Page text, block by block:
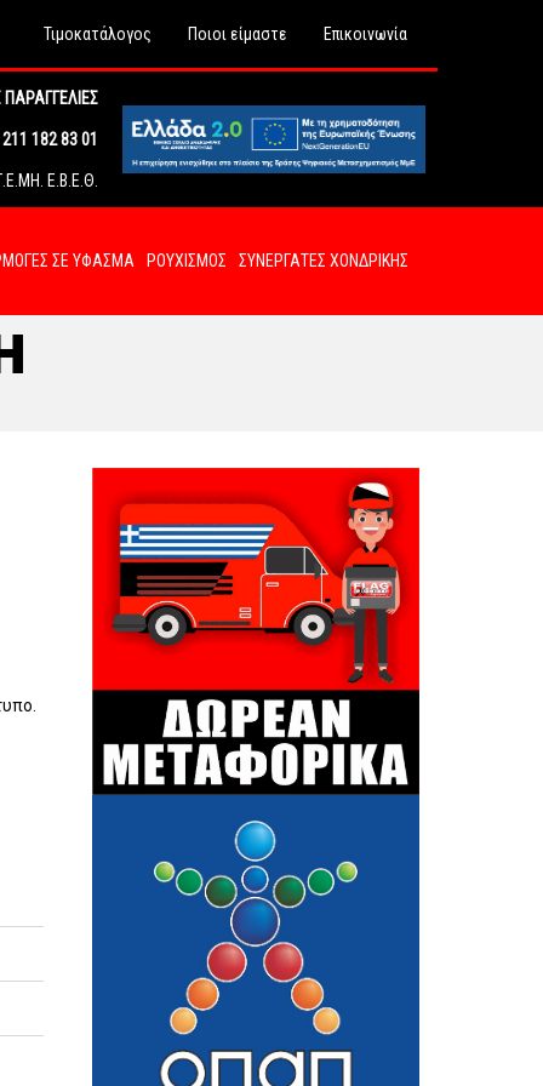
Τιμοκατάλογος Ποιοι είμαστε Επικοινωνία
182 83 01
Ε.Β.Ε.Θ.
ΣΕ ΥΦΑΣΜΑ ΡΟΥΧΙΣΜΟΣ ΣΥΝΕΡΓΑΤΕΣ ΧΟΝΔΡΙΚΗΣ